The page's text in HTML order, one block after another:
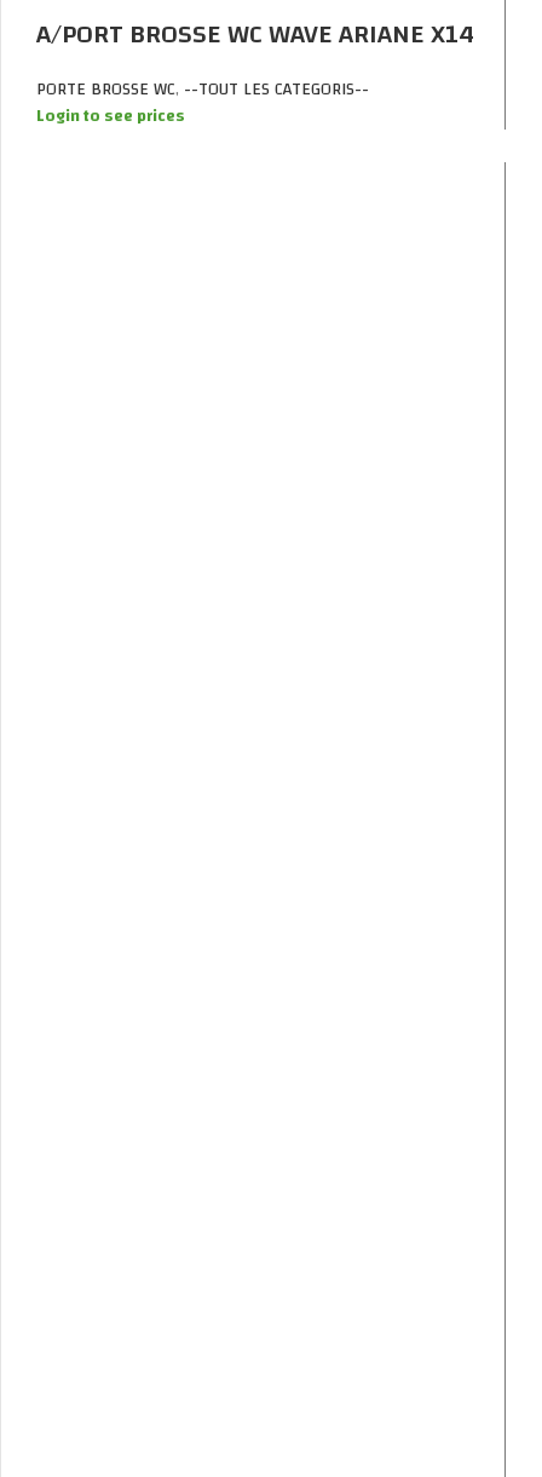
A/PORT BROSSE WC WAVE ARIANE X14
PORTE BROSSE WC, --TOUT LES CATEGORIS--
Login to see prices